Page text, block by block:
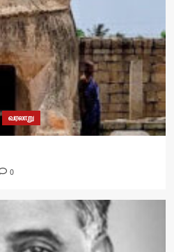
வரலாறு
0